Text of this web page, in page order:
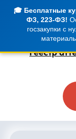
🎓 Бесплатные
ФЗ, 223-ФЗ!
госзакупки с
Реестр